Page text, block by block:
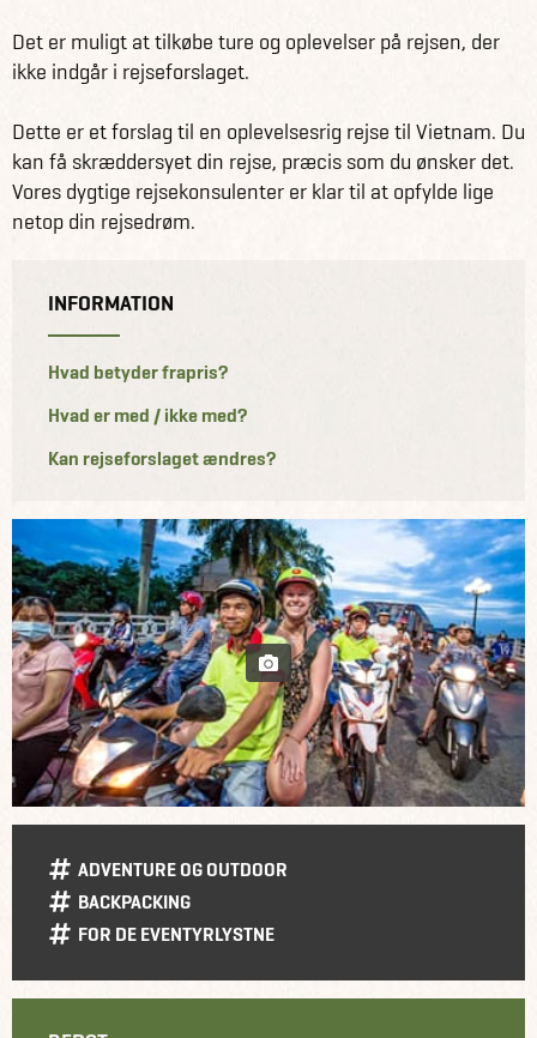
Det er muligt at tilkøbe ture og oplevelser på rejsen, der
ikke indgår i rejseforslaget.
Dette er et forslag til en oplevelsesrig rejse til Vietnam. Du
kan få skræddersyet din rejse, præcis som du ønsker det.
Vores dygtige rejsekonsulenter er klar til at opfylde lige
netop din rejsedrøm.
INFORMATION
Hvad betyder frapris?
Hvad er med / ikke med?
Kan rejseforslaget ændres?
ADVENTURE OG OUTDOOR
BACKPACKING
FOR DE EVENTYRLYSTNE